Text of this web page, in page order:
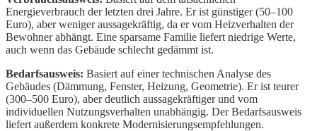
Energieverbrauch der letzten drei Jahre. Er ist günstiger (50–100
Euro), aber weniger aussagekräftig, da er vom Heizverhalten der
Bewohner abhängt. Eine sparsame Familie liefert niedrige Werte,
auch wenn das Gebäude schlecht gedämmt ist.
Bedarfsausweis: Basiert auf einer technischen Analyse des
Gebäudes (Dämmung, Fenster, Heizung, Geometrie). Er ist teurer
(300–500 Euro), aber deutlich aussagekräftiger und vom
individuellen Nutzungsverhalten unabhängig. Der Bedarfsausweis
liefert außerdem konkrete Modernisierungsempfehlungen.